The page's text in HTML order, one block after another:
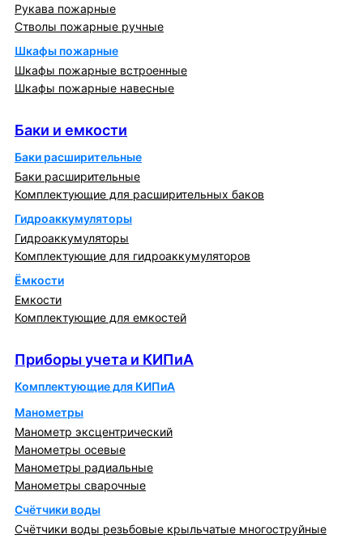
Рукава пожарные
Стволы пожарные ручные
Шкафы пожарные
Шкафы пожарные встроенные
Шкафы пожарные навесные
Баки и емкости
Баки расширительные
Баки расширительные
Комплектующие для расширительных баков
Гидроаккумуляторы
Гидроаккумуляторы
Комплектующие для гидроаккумуляторов
Ёмкости
Емкости
Комплектующие для емкостей
Приборы учета и КИПиА
Комплектующие для КИПиА
Манометры
Манометр эксцентрический
Манометры осевые
Манометры радиальные
Манометры сварочные
Счётчики воды
Счётчики воды резьбовые крыльчатые многоструйные